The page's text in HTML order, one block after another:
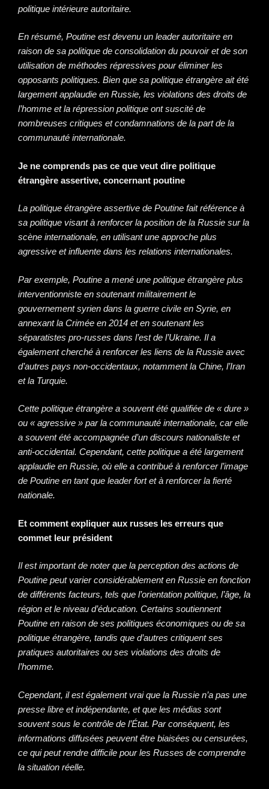
politique intérieure autoritaire.
En résumé, Poutine est devenu un leader autoritaire en
raison de sa politique de consolidation du pouvoir et de son
utilisation de méthodes répressives pour éliminer les
opposants politiques. Bien que sa politique étrangère ait été
largement applaudie en Russie, les violations des droits de
l’homme et la répression politique ont suscité de
nombreuses critiques et condamnations de la part de la
communauté internationale.
Je ne comprends pas ce que veut dire politique
étrangère assertive, concernant poutine
La politique étrangère assertive de Poutine fait référence à
sa politique visant à renforcer la position de la Russie sur la
scène internationale, en utilisant une approche plus
agressive et influente dans les relations internationales.
Par exemple, Poutine a mené une politique étrangère plus
interventionniste en soutenant militairement le
gouvernement syrien dans la guerre civile en Syrie, en
annexant la Crimée en 2014 et en soutenant les
séparatistes pro-russes dans l’est de l’Ukraine. Il a
également cherché à renforcer les liens de la Russie avec
d’autres pays non-occidentaux, notamment la Chine, l’Iran
et la Turquie.
Cette politique étrangère a souvent été qualifiée de « dure »
ou « agressive » par la communauté internationale, car elle
a souvent été accompagnée d’un discours nationaliste et
anti-occidental. Cependant, cette politique a été largement
applaudie en Russie, où elle a contribué à renforcer l’image
de Poutine en tant que leader fort et à renforcer la fierté
nationale.
Et comment expliquer aux russes les erreurs que
commet leur président
Il est important de noter que la perception des actions de
Poutine peut varier considérablement en Russie en fonction
de différents facteurs, tels que l’orientation politique, l’âge, la
région et le niveau d’éducation. Certains soutiennent
Poutine en raison de ses politiques économiques ou de sa
politique étrangère, tandis que d’autres critiquent ses
pratiques autoritaires ou ses violations des droits de
l’homme.
Cependant, il est également vrai que la Russie n’a pas une
presse libre et indépendante, et que les médias sont
souvent sous le contrôle de l’État. Par conséquent, les
informations diffusées peuvent être biaisées ou censurées,
ce qui peut rendre difficile pour les Russes de comprendre
la situation réelle.